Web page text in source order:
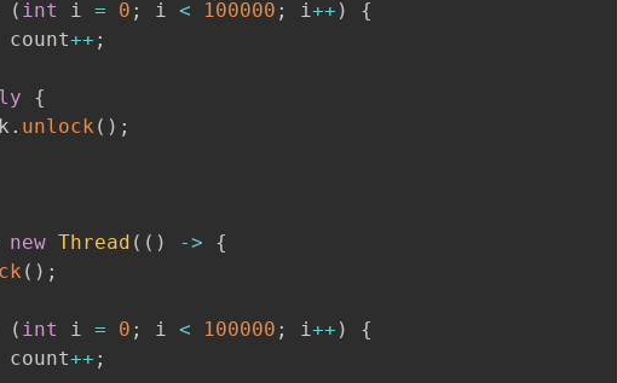
( int i = 0 ; i < 100000 ; i++ )
{
count
++ ;
{
. unlock ( ) ;
new Thread ( ( ) ->
{
( ) ;
( int i = 0 ; i < 100000 ; i++ )
{
count
++ ;